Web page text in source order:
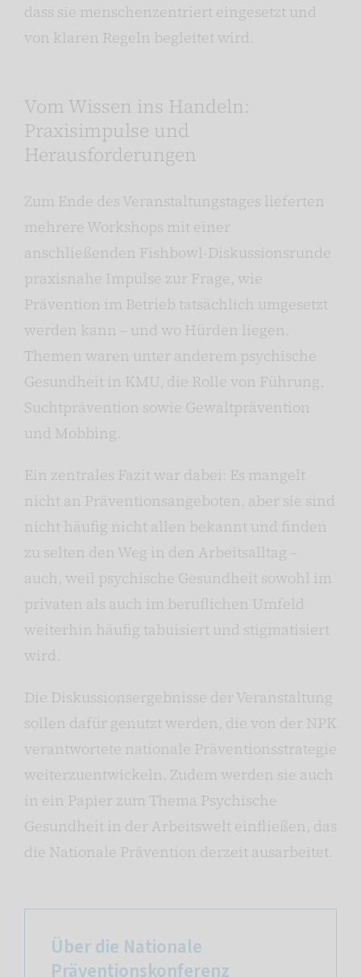
dass sie menschenzentriert eingesetzt und
von klaren Regeln begleitet wird.
Vom Wissen ins Handeln:
Praxisimpulse und
Herausforderungen
Zum Ende des Veranstaltungstages lieferten
mehrere Workshops mit einer
anschließenden Fishbowl-Diskussionsrunde
praxisnahe Impulse zur Frage, wie
Prävention im Betrieb tatsächlich umgesetzt
werden kann – und wo Hürden liegen.
Themen waren unter anderem psychische
Gesundheit in KMU, die Rolle von Führung,
Suchtprävention sowie Gewaltprävention
und Mobbing.
Ein zentrales Fazit war dabei: Es mangelt
nicht an Präventionsangeboten, aber sie sind
nicht häufig nicht allen bekannt und finden
zu selten den Weg in den Arbeitsalltag –
auch, weil psychische Gesundheit sowohl im
privaten als auch im beruflichen Umfeld
weiterhin häufig tabuisiert und stigmatisiert
wird.
Die Diskussionsergebnisse der Veranstaltung
sollen dafür genutzt werden, die von der NPK
verantwortete nationale Präventionsstrategie
weiterzuentwickeln. Zudem werden sie auch
in ein Papier zum Thema Psychische
Gesundheit in der Arbeitswelt einfließen, das
die Nationale Prävention derzeit ausarbeitet.
Über die Nationale
Präventionskonferenz